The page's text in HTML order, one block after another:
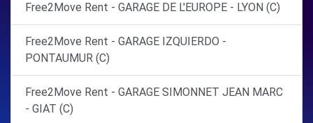
Free2Move Rent - GARAGE DE L'EUROPE - LYON (C)
Free2Move Rent - GARAGE IZQUIERDO -
PONTAUMUR (C)
Free2Move Rent - GARAGE SIMONNET JEAN MARC
- GIAT (C)